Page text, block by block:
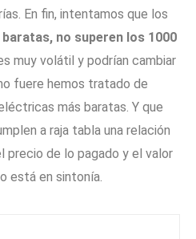
En fin, intentamos que los
no superen los 1000
muy volátil y podrían cambiar
fuere hemos tratado de
más baratas. Y que
a raja tabla una relación
precio de lo pagado y el valor
está en sintonía.